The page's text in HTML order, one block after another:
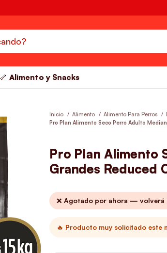
🦴 Alimento y Snacks
Inicio Alimento Alimento Para Perros
Pro Plan Alimento Seco Perro Adulto
Pro Plan Alimento
Grandes Reduced
❌ Agotado por ahora — volverá
🔥 Producto muy solicitado este